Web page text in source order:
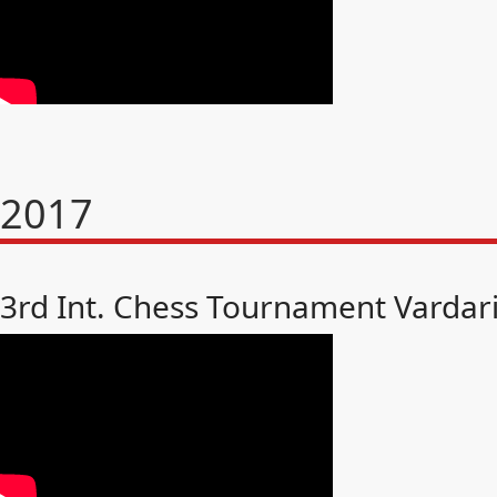
2017
3rd Int. Chess Tournament